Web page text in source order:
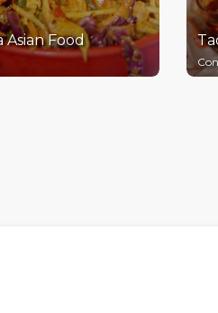
Asian Food